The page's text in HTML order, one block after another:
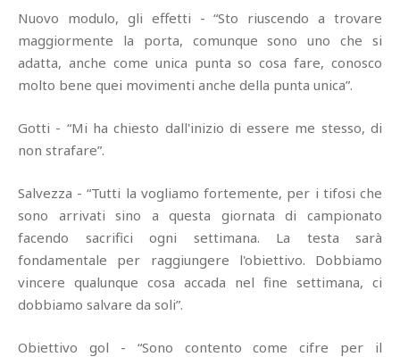
Nuovo modulo, gli effetti - “Sto riuscendo a trovare
maggiormente la porta, comunque sono uno che si
adatta, anche come unica punta so cosa fare, conosco
molto bene quei movimenti anche della punta unica”.
Gotti - “Mi ha chiesto dall'inizio di essere me stesso, di
non strafare”.
Salvezza - “Tutti la vogliamo fortemente, per i tifosi che
sono arrivati sino a questa giornata di campionato
facendo sacrifici ogni settimana. La testa sarà
fondamentale per raggiungere l'obiettivo. Dobbiamo
vincere qualunque cosa accada nel fine settimana, ci
dobbiamo salvare da soli”.
Obiettivo gol - “Sono contento come cifre per il